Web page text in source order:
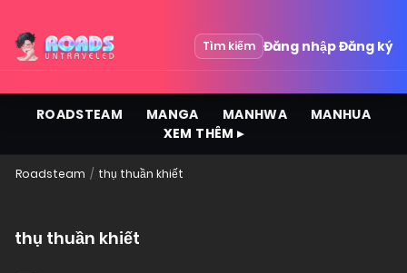
Tìm kiếm Đăng nhậpĐăng ký
ROADSTEAM MANGA MANHWA
MANHUA
XEM THÊM ▸
Roadsteam thụ thuần khiết
thụ thuần khiết